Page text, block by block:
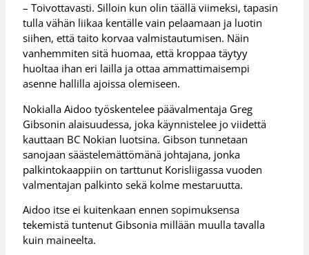
– Toivottavasti. Silloin kun olin täällä viimeksi, tapasin
tulla vähän liikaa kentälle vain pelaamaan ja luotin
siihen, että taito korvaa valmistautumisen. Näin
vanhemmiten sitä huomaa, että kroppaa täytyy
huoltaa ihan eri lailla ja ottaa ammattimaisempi
asenne hallilla ajoissa olemiseen.
Nokialla Aidoo työskentelee päävalmentaja Greg
Gibsonin alaisuudessa, joka käynnistelee jo viidettä
kauttaan BC Nokian luotsina. Gibson tunnetaan
sanojaan säästelemättömänä johtajana, jonka
palkintokaappiin on tarttunut Korisliigassa vuoden
valmentajan palkinto sekä kolme mestaruutta.
Aidoo itse ei kuitenkaan ennen sopimuksensa
tekemistä tuntenut Gibsonia millään muulla tavalla
kuin maineelta.